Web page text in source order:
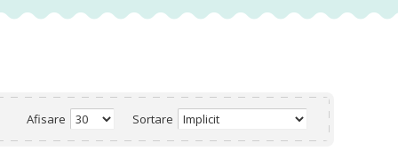
Afisare Sortare